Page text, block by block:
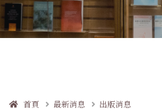
首頁 最新消息 出版消息